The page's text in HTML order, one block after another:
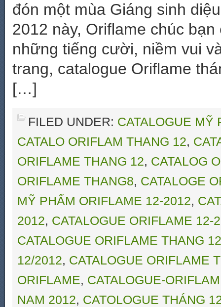
đón một mùa Giáng sinh
2012 này, Oriflame chúc
những tiếng cười, niềm vui
trang, catalogue Oriflame
[…]
FILED UNDER: CATALOGUE MỸ
CATALO ORIFLAM THANG 12,
ORIFLAME THANG 12, CATALOG
ORIFLAME THANG8, CATALOGE
MỸ PHẨM ORIFLAME 12-2012,
2012, CATALOGUE ORIFLAME 12-
CATALOGUE ORIFLAME THANG
12/2012, CATALOGUE ORIFLAME
ORIFLAME, CATALOGUE-
NAM 2012, CATOLOGUE THÁNG